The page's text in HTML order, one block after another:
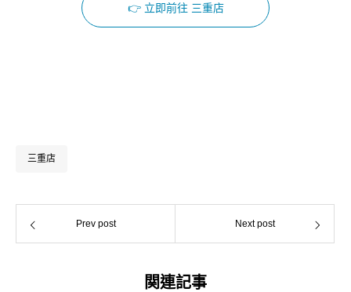
👉 立即前往 三重店
三重店
Prev post Next post
関連記事